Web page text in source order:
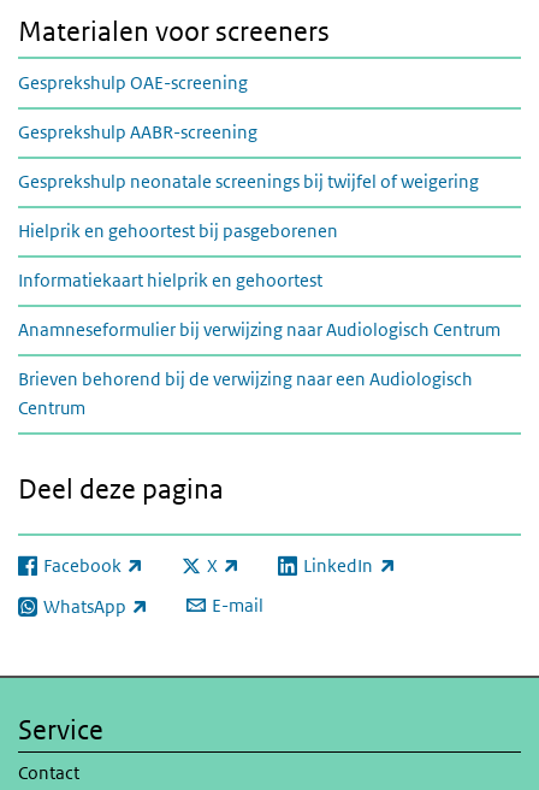
Materialen voor screeners
Gesprekshulp OAE-screening
Gesprekshulp AABR-screening
Gesprekshulp neonatale screenings bij twijfel of weigering
Hielprik en gehoortest bij pasgeborenen
Informatiekaart hielprik en gehoortest
Anamneseformulier bij verwijzing naar Audiologisch Centrum
Brieven behorend bij de verwijzing naar een Audiologisch
Centrum
Deel deze pagina
Facebook
(externe link) X
(externe link) LinkedIn
(externe link)
WhatsApp
(externe link) E-mail
Service
Contact